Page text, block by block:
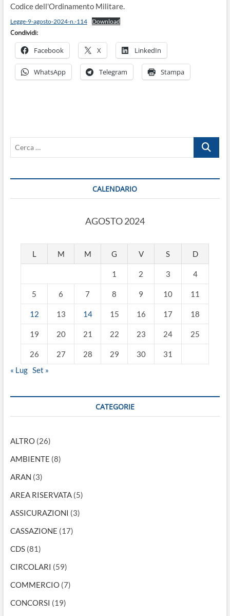
Codice dell'Ordinamento Militare.
Legge-9-agosto-2024-n.-114 Download
Condividi:
Facebook X LinkedIn
WhatsApp Telegram Stampa
Cerca
CALENDARIO
AGOSTO 2024
L M M G V S D
1 2 3 4
5 6 7 8 9 10 11
12 13 14 15 16 17 18
19 20 21 22 23 24 25
26 27 28 29 30
31
« Lug Set »
CATEGORIE
ALTRO(26)
AMBIENTE (8)
ARAN (3)
AREA RISERVATA(5)
ASSICURAZIONI (3)
CASSAZIONE (17)
CDS(81)
CIRCOLARI (59)
COMMERCIO(7)
CONCORSI (19)